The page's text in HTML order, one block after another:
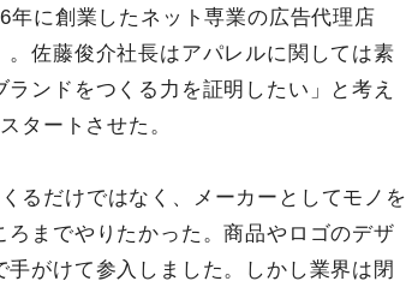
年に創業したネット専業の広告代理店
。佐藤俊介社長はアパレルに関しては素
ランドをつくる力を証明したい」と考え
タートさせた。
くるだけではなく、メーカーとしてモノを
ろまでやりたかった。商品やロゴのデザ
手がけて参入しました。しかし業界は閉